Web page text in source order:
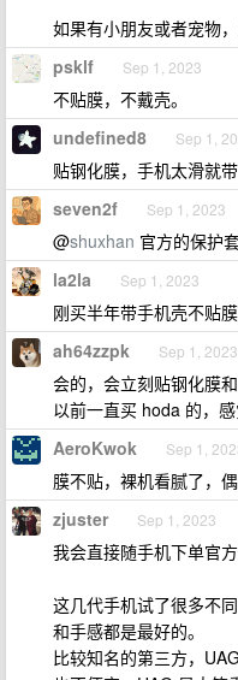
如果有小朋友或者宠物
psklf Sep 1, 2023
不贴膜，不戴壳。
undefined8 Sep 1,
贴钢化膜，手机太滑就
seven2f Sep 1, 2023
@shuxhan 官方的保护
la2la Sep 1, 2023
刚买半年带手机壳不贴
ah64zzpk Sep 1, 2023
会的，会立刻贴钢化膜
以前一直买 hoda 的，
AeroKwok Sep 1,
膜不贴，裸机看腻了，偶
zjuster Sep 1, 2023
我会直接随手机下单官方
这几代手机试了很多不
和手感都是最好的。
比较知名的第三方，